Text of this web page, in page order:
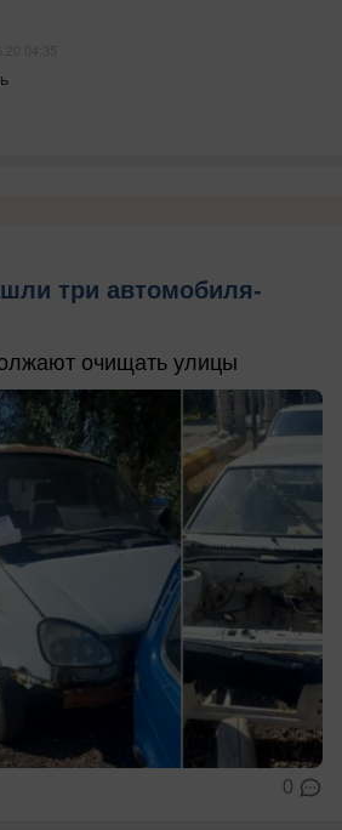
три автомобиля-
очищать улицы
0